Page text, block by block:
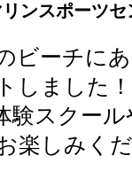
ンスポーツセ
ビーチに
しました！
験スクー
楽しみく